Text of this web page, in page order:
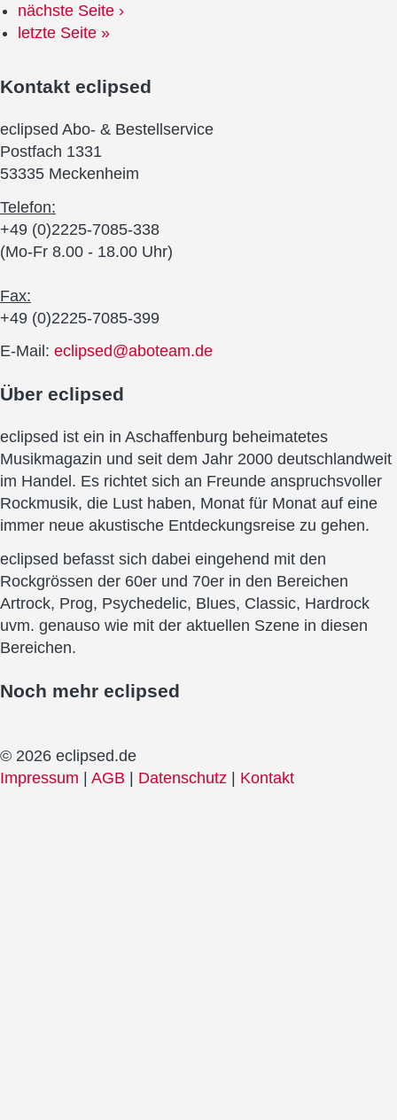
nächste Seite ›
letzte Seite »
Kontakt eclipsed
eclipsed Abo- & Bestellservice
Postfach 1331
53335 Meckenheim
Telefon:
+49 (0)2225-7085-338
(Mo-Fr 8.00 - 18.00 Uhr)
Fax:
+49 (0)2225-7085-399
E-Mail: eclipsed@aboteam.de
Über eclipsed
eclipsed ist ein in Aschaffenburg beheimatetes
Musikmagazin und seit dem Jahr 2000 deutschlandweit
im Handel. Es richtet sich an Freunde anspruchsvoller
Rockmusik, die Lust haben, Monat für Monat auf eine
immer neue akustische Entdeckungsreise zu gehen.
eclipsed befasst sich dabei eingehend mit den
Rockgrössen der 60er und 70er in den Bereichen
Artrock, Prog, Psychedelic, Blues, Classic, Hardrock
uvm. genauso wie mit der aktuellen Szene in diesen
Bereichen.
Noch mehr eclipsed
© 2026 eclipsed.de
Impressum | AGB | Datenschutz | Kontakt